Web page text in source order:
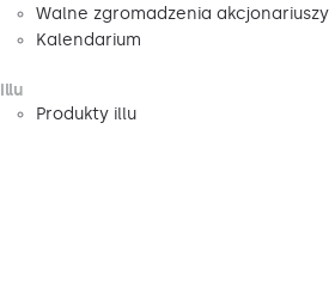
Walne zgromadzenia akcjonariuszy
Kalendarium
illu
Produkty illu